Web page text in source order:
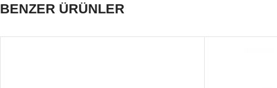
BENZER ÜRÜNLER